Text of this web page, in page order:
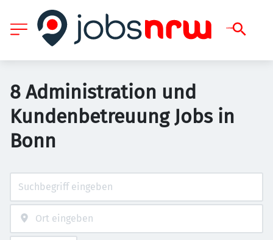
8 Administration und
Kundenbetreuung Jobs in
Bonn